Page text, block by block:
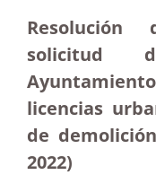
Resolución
solicitud
licencias
de
2022)